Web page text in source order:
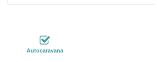
Autocaravana